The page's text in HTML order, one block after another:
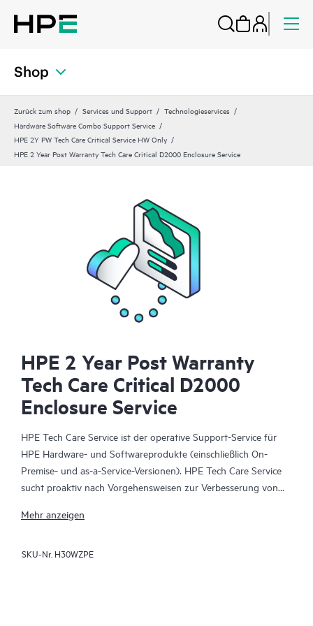
Shop
Zurück zum shop Services und Support
Technologieservices
Hardware Software Combo Support Service
HPE 2Y PW Tech Care Critical Service HW Only
HPE 2 Year Post Warranty Tech Care Critical D2000 Enclosure Service
HPE 2 Year Post Warranty
Tech Care Critical D2000
Enclosure Service
HPE Tech Care Service ist der operative Support-Service für
HPE Hardware- und Softwareprodukte (einschließlich On-
Premise- und as-a-Service-Versionen). HPE Tech Care Service
sucht proaktiv nach Vorgehensweisen zur Verbesserung von
Teams dadurch, das Unternehmen voranzubringen.
HPE Tech Care Service ermöglicht darüber hinaus direkten
Mehr anzeigen
SKU-Nr. H30WZPE